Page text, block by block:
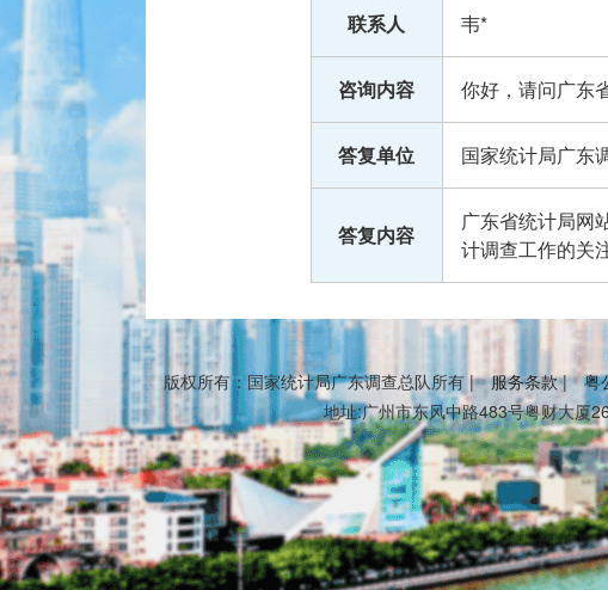
联系人 韦*
咨询内容 你好，请问广东
答复单位 国家统计局广东
答复内容
广东省统计局网
计调查工作的关
版权所有：国家统计局广东调查总队所有 |服务条款|粤
地址:广州市东风中路483号粤财大